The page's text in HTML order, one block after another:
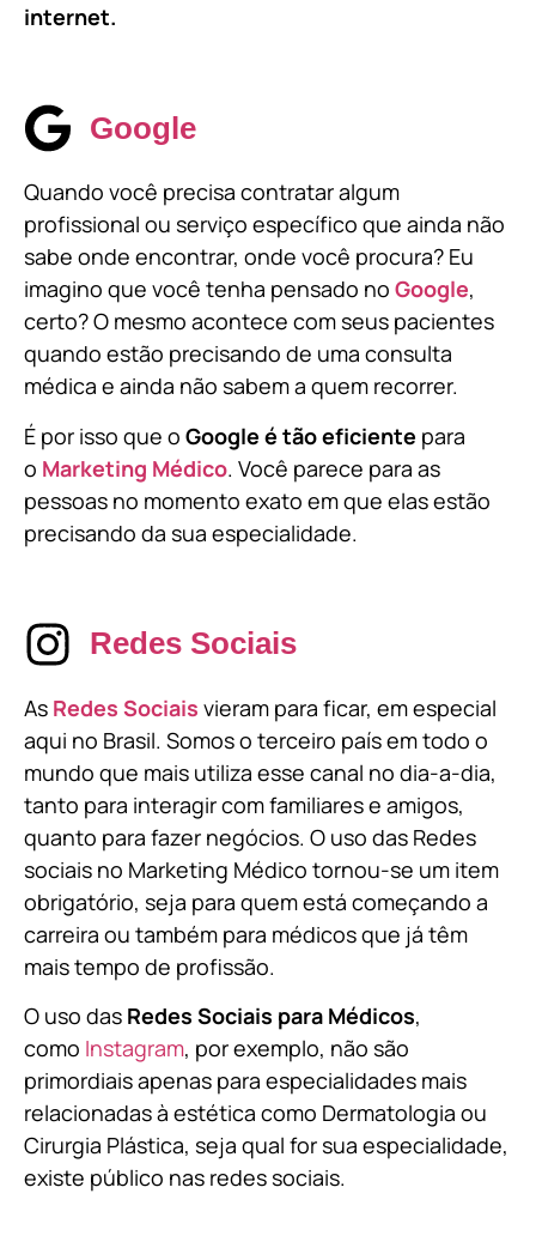
internet.
Google
Quando você precisa contratar algum
profissional ou serviço específico que ainda não
sabe onde encontrar, onde você procura? Eu
imagino que você tenha pensado no Google,
certo? O mesmo acontece com seus pacientes
quando estão precisando de uma consulta
médica e ainda não sabem a quem recorrer.
É por isso que o Google é tão eficiente para
o Marketing Médico. Você parece para as
pessoas no momento exato em que elas estão
precisando da sua especialidade.
Redes Sociais
As Redes Sociais vieram para ficar, em especial
aqui no Brasil. Somos o terceiro país em todo o
mundo que mais utiliza esse canal no dia-a-dia,
tanto para interagir com familiares e amigos,
quanto para fazer negócios. O uso das Redes
sociais no Marketing Médico tornou-se um item
obrigatório, seja para quem está começando a
carreira ou também para médicos que já têm
mais tempo de profissão.
O uso das Redes Sociais para Médicos,
como Instagram, por exemplo, não são
primordiais apenas para especialidades mais
relacionadas à estética como Dermatologia ou
Cirurgia Plástica, seja qual for sua especialidade,
existe público nas redes sociais.